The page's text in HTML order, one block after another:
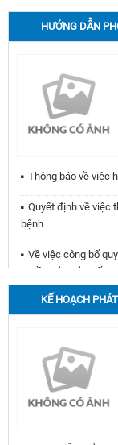
HƯỚNG DẪN
Thông báo về việc
Quyết định về việc
bệnh
Về việc công bố
quyền của Sở Y tế
công tỉnh
Tài liệu tập huấn
Bệnh viện Việt
chuẩn an toàn sinh
Thông báo về việc
KẾ HOẠCH